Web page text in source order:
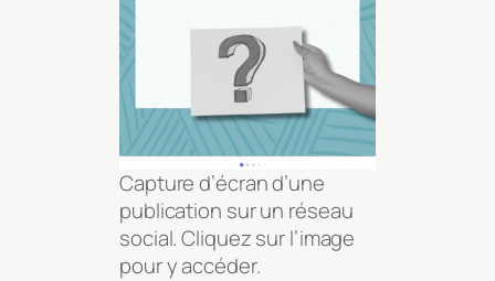
Capture d’écran d’une
publication sur un réseau
social. Cliquez sur l’image
pour y accéder.